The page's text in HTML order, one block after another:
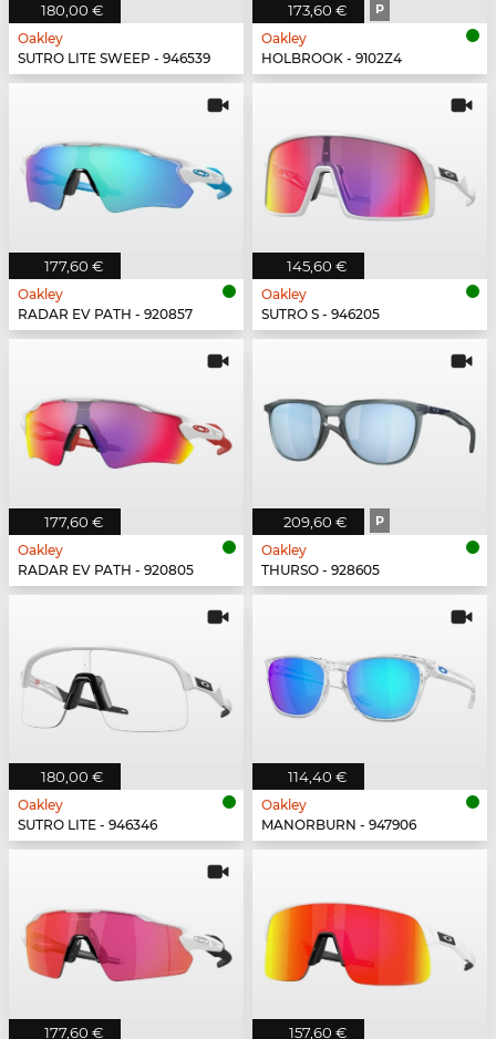
180,00 €
Oakley
SUTRO LITE SWEEP - 946539
173,60 € P
Oakley
HOLBROOK - 9102Z4
177,60 €
Oakley
RADAR EV PATH - 920857
145,60 €
Oakley
SUTRO S - 946205
177,60 €
Oakley
RADAR EV PATH - 920805
209,60 € P
Oakley
THURSO - 928605
180,00 €
Oakley
SUTRO LITE - 946346
114,40 €
Oakley
MANORBURN - 947906
177,60 € 157,60 €